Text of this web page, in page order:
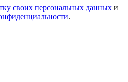
своих персональных данных и
.